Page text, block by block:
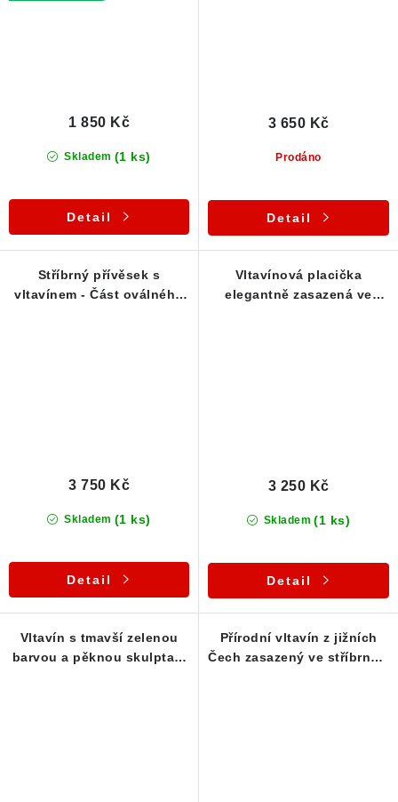
Skladem (1 ks)
1 850 Kč
Detail
Prodáno
3 650 Kč
Detail
Stříbrný přívěsek s
vltavínem - Část oválného
Skladem (1 ks)
3 750 Kč
Detail
Vltavínová placička
elegantně zasazená ve
Skladem (1 ks)
3 250 Kč
Detail
Vltavín s tmavší zelenou
barvou a pěknou skulptací
Přírodní vltavín z jižních
Čech zasazený ve stříbrném